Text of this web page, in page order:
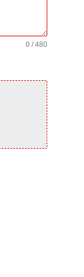
0 / 480